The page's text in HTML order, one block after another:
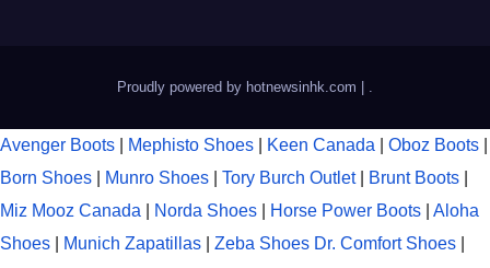
Proudly powered by hotnewsinhk.com .
Avenger Boots Mephisto Shoes Keen Canada Oboz Boots
Born Shoes
Munro Shoes Tory Burch Outlet Brunt Boots
Miz Mooz Canada
Norda Shoes Horse Power Boots
Aloha
Shoes
Munich Zapatillas Zeba Shoes Dr. Comfort Shoes